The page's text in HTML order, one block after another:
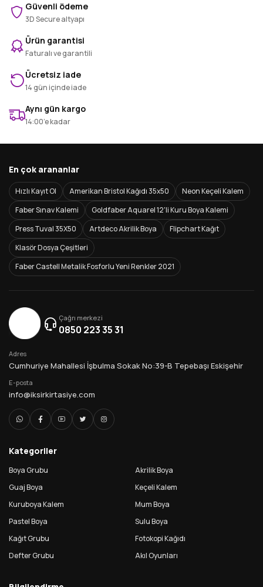
Güvenli ödeme
3D Secure altyapı
Ürün garantisi
Faturalı ve garantili
Ücretsiz iade
14 gün içinde iade
Aynı gün kargo
14:00’e kadar
En çok arananlar
Hızlı Kayıt Ol Amerikan Bristol Kağıdı 35x50
Neon Keçeli Kalem
Faber Sınav Kalemi
Goldfaber Aquarel 12'li Kuru Boya Kalemi
Press Tuval 35X50
Artdeco Akrilik Boya
Flipchart Kağıt
Klasör Dosya Çeşitleri
Faber Castell Metalik Fosforlu Yeni Renkler 2021
Çağrı merkezi
0850 223 35 31
Adres
Cumhuriye Mahallesi İşbulma Sokak No:39-B Tepebaşı Eskişehir
E-posta
info@iksirkirtasiye.com
Kategoriler
Boya Grubu
Akrilik Boya
Guaj Boya
Keçeli Kalem
Kuruboya Kalem
Mum Boya
Pastel Boya
Sulu Boya
Kağıt Grubu
Fotokopi Kağıdı
Defter Grubu
Akıl Oyunları